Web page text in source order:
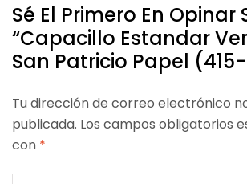
Sé El Primero En Opinar
“Capacillo Estandar
San Patricio Papel
Tu dirección de correo electrónico
publicada. Los campos obligatorios
con *